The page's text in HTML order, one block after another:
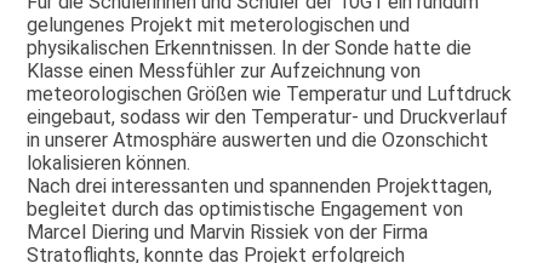
gelungenes Projekt mit meterologischen und
physikalischen Erkenntnissen. In der Sonde hatte die
Klasse einen Messfühler zur Aufzeichnung von
meteorologischen Größen wie Temperatur und Luftdruck
eingebaut, sodass wir den Temperatur- und Druckverlauf
in unserer Atmosphäre auswerten und die Ozonschicht
lokalisieren können.
Nach drei interessanten und spannenden Projekttagen,
begleitet durch das optimistische Engagement von
Marcel Diering und Marvin Rissiek von der Firma
Stratoflights, konnte das Projekt erfolgreich